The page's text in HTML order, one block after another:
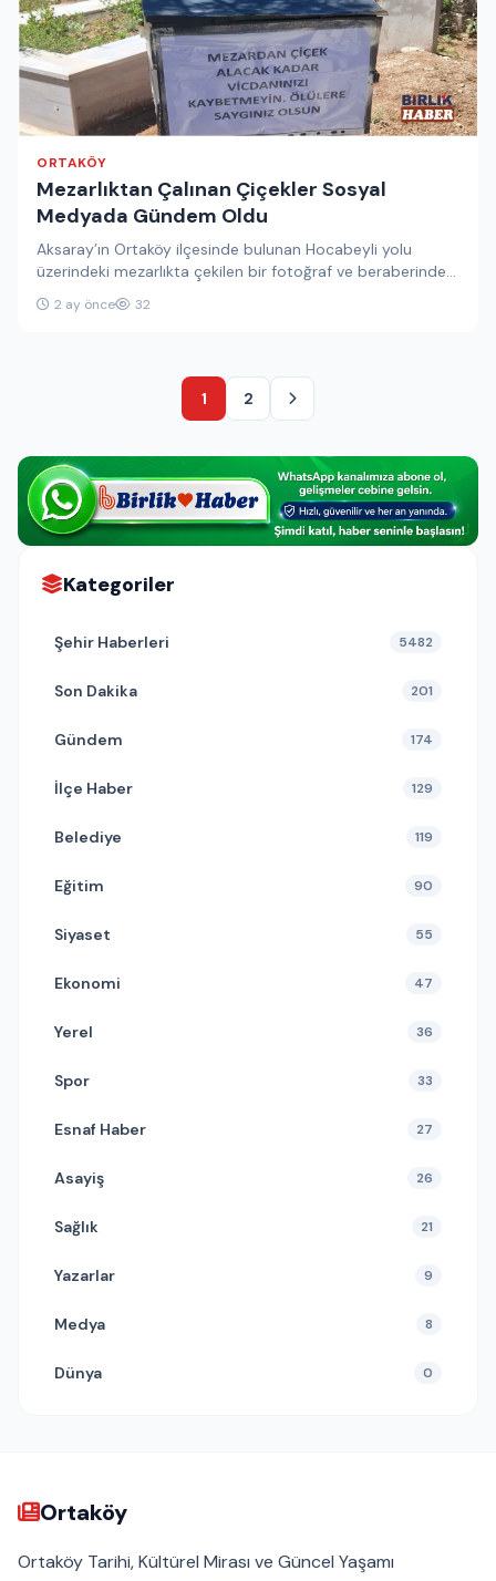
ORTAKÖY
Mezarlıktan Çalınan Çiçekler Sosyal
Medyada Gündem Oldu
Aksaray’ın Ortaköy ilçesinde bulunan Hocabeyli yolu
üzerindeki mezarlıkta çekilen bir fotoğraf ve beraberinde
yapılan paylaşım, sosyal medyada geniş…
2 ay önce 32
1 2
Kategoriler
Şehir Haberleri 5482
Son Dakika 201
Gündem 174
İlçe Haber 129
Belediye 119
Eğitim 90
Siyaset 55
Ekonomi 47
Yerel 36
Spor 33
Esnaf Haber 27
Asayiş 26
Sağlık 21
Yazarlar 9
Medya 8
Dünya 0
Ortaköy
Ortaköy Tarihi, Kültürel Mirası ve Güncel Yaşamı